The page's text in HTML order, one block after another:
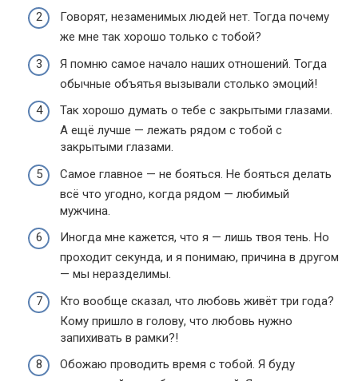
Говорят, незаменимых людей нет. Тогда почему
же мне так хорошо только с тобой?
Я помню самое начало наших отношений. Тогда
обычные объятья вызывали столько эмоций!
Так хорошо думать о тебе с закрытыми глазами.
А ещё лучше — лежать рядом с тобой с
закрытыми глазами.
Самое главное — не бояться. Не бояться делать
всё что угодно, когда рядом — любимый
мужчина.
Иногда мне кажется, что я — лишь твоя тень. Но
проходит секунда, и я понимаю, причина в другом
— мы неразделимы.
Кто вообще сказал, что любовь живёт три года?
Кому пришло в голову, что любовь нужно
запихивать в рамки?!
Обожаю проводить время с тобой. Я буду